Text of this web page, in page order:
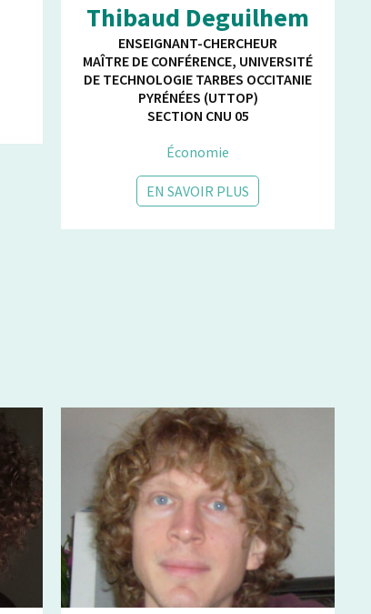
Thibaud Deguilhem
ENSEIGNANT-CHERCHEUR
MAÎTRE DE CONFÉRENCE, UNIVERSITÉ
DE TECHNOLOGIE TARBES OCCITANIE
PYRÉNÉES (UTTOP)
SECTION CNU 05
Économie
EN SAVOIR PLUS